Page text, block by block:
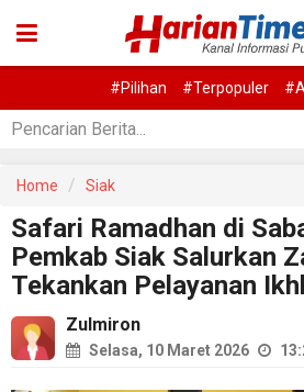
#Pilihan #Terpopuler
Home Siak
Safari Ramadhan di
Pemkab Siak Salurkan
Tekankan Pelayanan
Zulmiron
Selasa, 10 Maret 2026